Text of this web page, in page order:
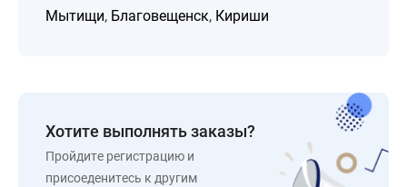
Мытищи, Благовещенск, Кириши
Хотите выполнять заказы?
Пройдите регистрацию и
присоеденитесь к другим